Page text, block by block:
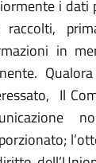
i dati
raccolti,
in
Il